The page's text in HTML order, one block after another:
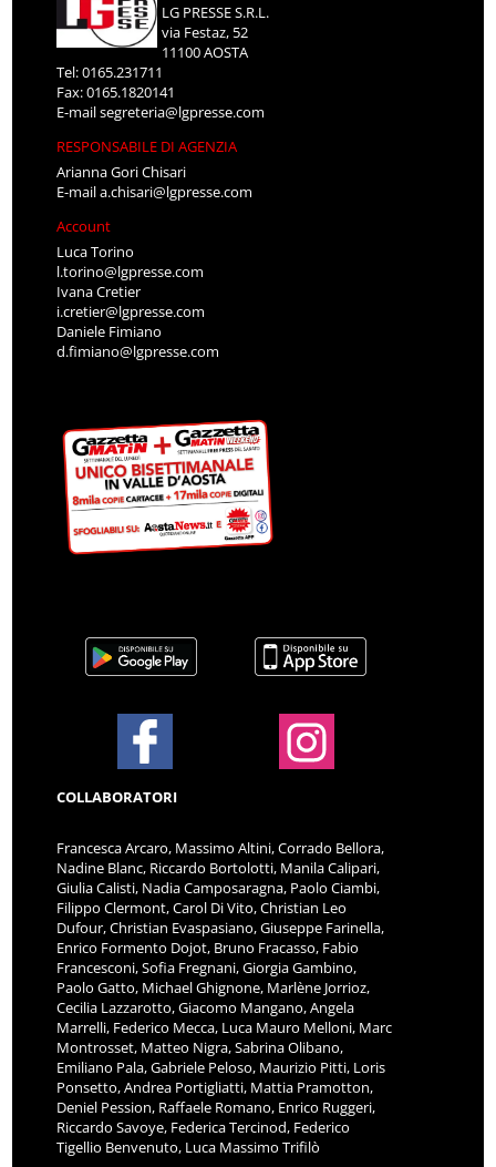
LG PRESSE S.R.L.
via Festaz, 52
11100 AOSTA
Tel: 0165.231711
Fax: 0165.1820141
E-mailsegreteria@lgpresse.com
RESPONSABILE DI AGENZIA
Arianna Gori Chisari
E-maila.chisari@lgpresse.com
Account
Luca Torino
l.torino@lgpresse.com
Ivana Cretier
i.cretier@lgpresse.com
Daniele Fimiano
d.fimiano@lgpresse.com
COLLABORATORI
Francesca Arcaro, Massimo Altini, Corrado Bellora,
Nadine Blanc, Riccardo Bortolotti, Manila Calipari,
Giulia Calisti, Nadia Camposaragna, Paolo Ciambi,
Filippo Clermont, Carol Di Vito, Christian Leo
Dufour, Christian Evaspasiano, Giuseppe Farinella,
Enrico Formento Dojot, Bruno Fracasso, Fabio
Francesconi, Sofia Fregnani, Giorgia Gambino,
Paolo Gatto, Michael Ghignone, Marlène Jorrioz,
Cecilia Lazzarotto, Giacomo Mangano, Angela
Marrelli, Federico Mecca, Luca Mauro Melloni, Marc
Montrosset, Matteo Nigra, Sabrina Olibano,
Emiliano Pala, Gabriele Peloso, Maurizio Pitti, Loris
Ponsetto, Andrea Portigliatti, Mattia Pramotton,
Deniel Pession, Raffaele Romano, Enrico Ruggeri,
Riccardo Savoye, Federica Tercinod, Federico
Tigellio Benvenuto, Luca Massimo Trifilò